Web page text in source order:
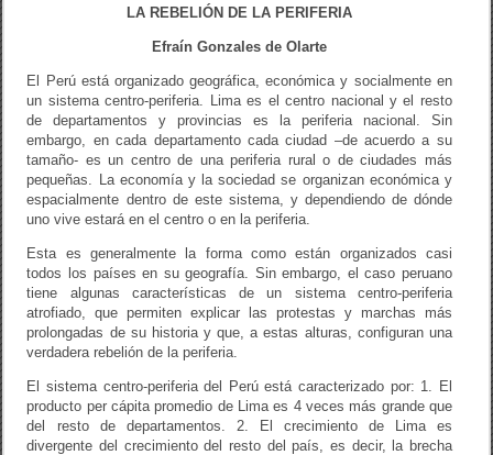
LA REBELIÓN DE LA PERIFERIA
Efraín Gonzales de Olarte
El Perú está organizado geográfica, económica y socialmente en
un sistema centro-periferia. Lima es el centro nacional y el resto
de departamentos y provincias es la periferia nacional. Sin
embargo, en cada departamento cada ciudad –de acuerdo a su
tamaño- es un centro de una periferia rural o de ciudades más
pequeñas. La economía y la sociedad se organizan económica y
espacialmente dentro de este sistema, y dependiendo de dónde
uno vive estará en el centro o en la periferia.
Esta es generalmente la forma como están organizados casi
todos los países en su geografía. Sin embargo, el caso peruano
tiene algunas características de un sistema centro-periferia
atrofiado, que permiten explicar las protestas y marchas más
prolongadas de su historia y que, a estas alturas, configuran una
verdadera rebelión de la periferia.
El sistema centro-periferia del Perú está caracterizado por: 1. El
producto per cápita promedio de Lima es 4 veces más grande que
del resto de departamentos. 2. El crecimiento de Lima es
divergente del crecimiento del resto del país, es decir, la brecha